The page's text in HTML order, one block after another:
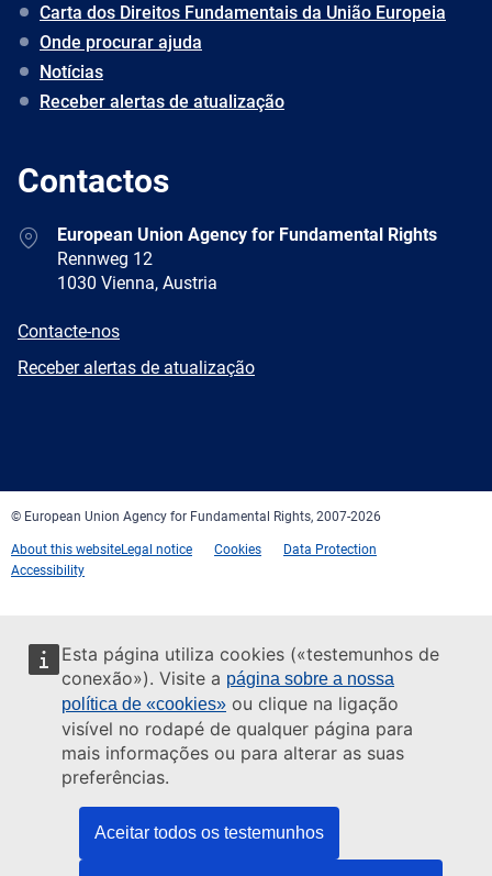
Esta página utiliza cookies («testemunhos de
conexão»). Visite a página sobre a nossa
política de «cookies» ou clique na ligação
visível no rodapé de qualquer página para
mais informações ou para alterar as suas
preferências.
Aceitar todos os testemunhos
Carta dos Direitos Fundamentais da União Europeia
Onde procurar ajuda
Notícias
Receber alertas de atualização
Contactos
AddressEuropean Union Agency for Fundamental Rights
Rennweg 12
1030 Vienna, Austria
E-
Contacte-nos
Newsletter
Receber alertas de atualização
© European Union Agency for Fundamental Rights, 2007-2026
About this websiteLegal notice Cookies
Data Protection
Accessibility